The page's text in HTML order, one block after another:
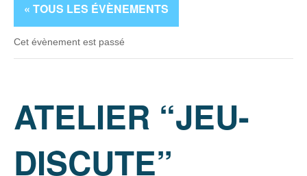
« TOUS LES ÉVÈNEMENTS
Cet évènement est passé
ATELIER “JEU-
DISCUTE”